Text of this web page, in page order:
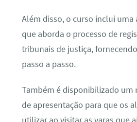
Além disso, o curso inclui uma
que aborda o processo de
tribunais de justiça,
passo a passo.
Também é disponibilizado um
de apresentação para que os